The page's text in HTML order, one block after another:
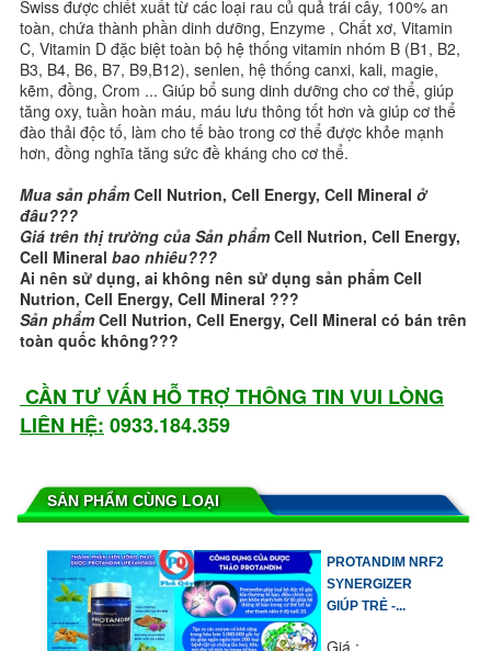
Swiss được chiết xuất từ các loại rau củ quả trái cây, 100% an
toàn, chứa thành phần dinh dưỡng, Enzyme , Chất xơ, Vitamin
C, Vitamin D đặc biệt toàn bộ hệ thống vitamin nhóm B (B1, B2,
B3, B4, B6, B7, B9,B12), senlen, hệ thống canxi, kali, magie,
kẽm, đồng, Crom ... Giúp bổ sung dinh dưỡng cho cơ thể, giúp
tăng oxy, tuần hoàn máu, máu lưu thông tốt hơn và giúp cơ thể
đào thải độc tố, làm cho tế bào trong cơ thể được khỏe mạnh
hơn, đồng nghĩa tăng sức đề kháng cho cơ thể.
Mua sản phẩmCell Nutrion, Cell Energy, Cell Mineral ở
đâu???
Giá trên thị trường của Sản phẩmCell Nutrion, Cell Energy,
Cell Mineral bao nhiêu???
Ai nên sử dụng, ai không nên sử dụng sản phẩm Cell
Nutrion, Cell Energy, Cell Mineral ???
Sản phẩmCell Nutrion, Cell Energy, Cell Mineral có bán trên
toàn quốc không???
CẦN TƯ VẤN HỖ TRỢ THÔNG TIN VUI LÒNG
LIÊN HỆ: 0933.184.359
SẢN PHẨM CÙNG LOẠI
PROTANDIM NRF2
SYNERGIZER
GIÚP TRẺ -...
Giá :